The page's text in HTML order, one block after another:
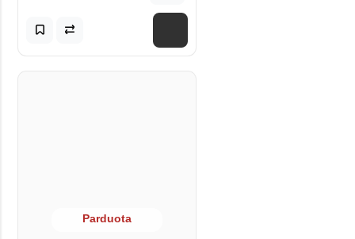
Parduota